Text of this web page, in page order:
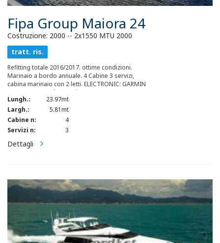
Fipa Group Maiora 24
Costruzione: 2000 -- 2x1550 MTU 2000
tratt. ris.
Refitting totale 2016/2017. ottime condizioni.
Marinaio a bordo annuale. 4 Cabine 3 servizi,
cabina marinaio con 2 letti. ELECTRONIC: GARMIN
FUEL TANK: 9000lt capacity WATER TANK: 4pcs,
2000lt and desalinizer 220lt/hour capacity
TENDER: LOMAC 3,5mt 30hp
Lungh.:
23.97mt
Largh.:
5.81mt
Cabine n:
4
Servizi n:
3
Dettagli